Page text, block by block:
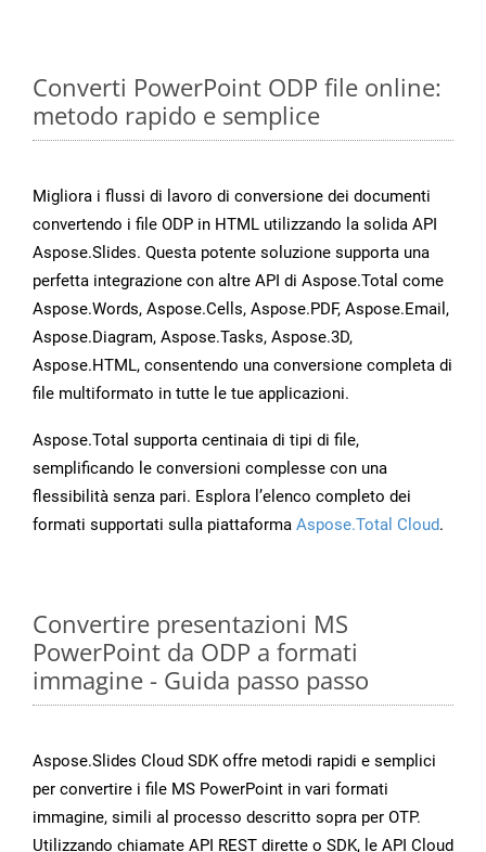
Converti PowerPoint ODP file online:
metodo rapido e semplice
Migliora i flussi di lavoro di conversione dei documenti
convertendo i file ODP in HTML utilizzando la solida API
Aspose.Slides. Questa potente soluzione supporta una
perfetta integrazione con altre API di Aspose.Total come
Aspose.Words, Aspose.Cells, Aspose.PDF, Aspose.Email,
Aspose.Diagram, Aspose.Tasks, Aspose.3D,
Aspose.HTML, consentendo una conversione completa di
file multiformato in tutte le tue applicazioni.
Aspose.Total supporta centinaia di tipi di file,
semplificando le conversioni complesse con una
flessibilità senza pari. Esplora l’elenco completo dei
formati supportati sulla piattaforma Aspose.Total Cloud.
Convertire presentazioni MS
PowerPoint da ODP a formati
immagine - Guida passo passo
Aspose.Slides Cloud SDK offre metodi rapidi e semplici
per convertire i file MS PowerPoint in vari formati
immagine, simili al processo descritto sopra per OTP.
Utilizzando chiamate API REST dirette o SDK, le API Cloud